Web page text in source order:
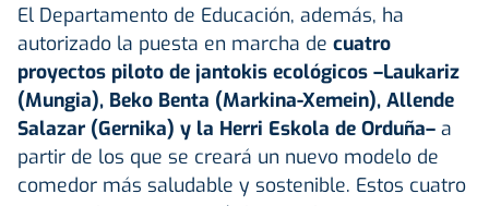
El Departamento de Educación, además, ha
autorizado la puesta en marcha de cuatro
proyectos piloto de jantokis ecológicos –Laukariz
(Mungia), Beko Benta (Markina-Xemein), Allende
Salazar (Gernika) y la Herri Eskola de Orduña– a
partir de los que se creará un nuevo modelo de
comedor más saludable y sostenible. Estos cuatro